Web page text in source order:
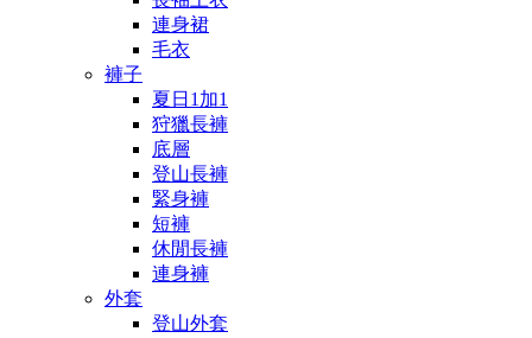
連身裙
毛衣
褲子
夏日1加1
狩獵長褲
底層
登山長褲
緊身褲
短褲
休閒長褲
連身褲
外套
登山外套